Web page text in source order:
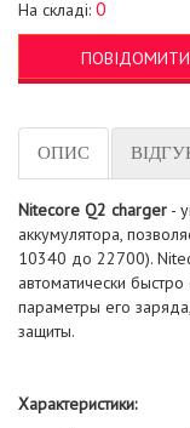
На складі: 0
ПОВІДОМИТИ
ОПИС
Nitecore Q2 charger -
аккумулятора,
10340 до 22700).
автоматически
параметры его
защиты.
Характеристики: